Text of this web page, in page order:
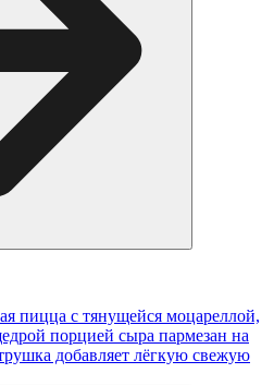
пицца с тянущейся моцареллой,
порцией сыра пармезан на
добавляет лёгкую свежую